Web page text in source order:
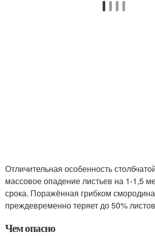
Отличительная особенность
массовое опадение листьев на 1-1,5
срока. Поражённая грибком смородина
преждевременно теряет до 50%
Чем опасно